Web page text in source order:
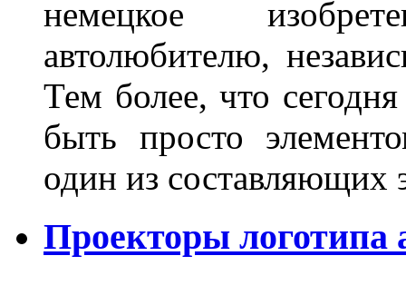
немецкое
автолюбителю,
Тем более, что сегодня
быть просто
один из
Проекторы логотипа